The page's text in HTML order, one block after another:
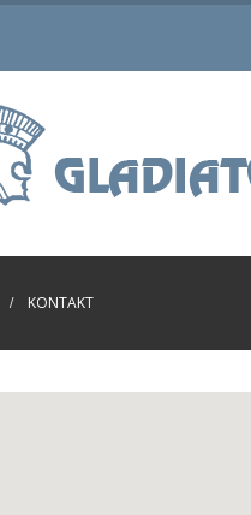
KONTAKT